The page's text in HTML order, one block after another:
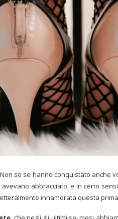
so se hanno conquistato anche
abbracciato, e in certo
innamorata questa